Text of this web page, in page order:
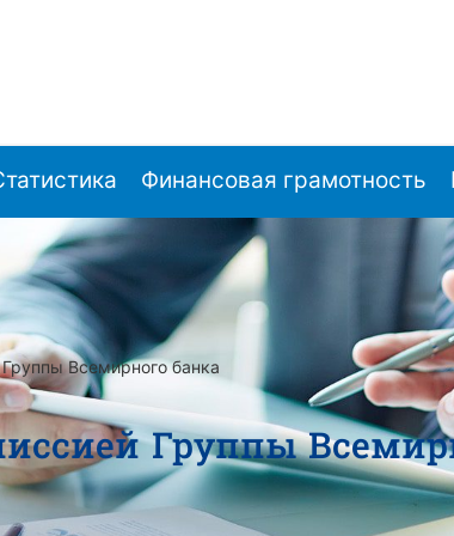
Финансовая грамотность
Всемирного банка
Группы